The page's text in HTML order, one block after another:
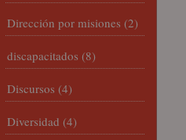
Dirección por misiones (2)
discapacitados (8)
Discursos (4)
Diversidad (4)